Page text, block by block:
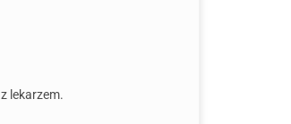
lekarzem.